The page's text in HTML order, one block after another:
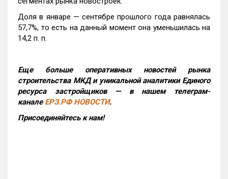
Доля в январе — сентябре прошлого года равнялась
57,7%, то есть на данный момент она уменьшилась на
14,2 п. п.
Еще больше оперативных новостей рынка
строительства МКД и уникальной аналитики Единого
ресурса застройщиков — в нашем телеграм-
канале ЕРЗ.РФ НОВОСТИ.
Присоединяйтесь к нам!